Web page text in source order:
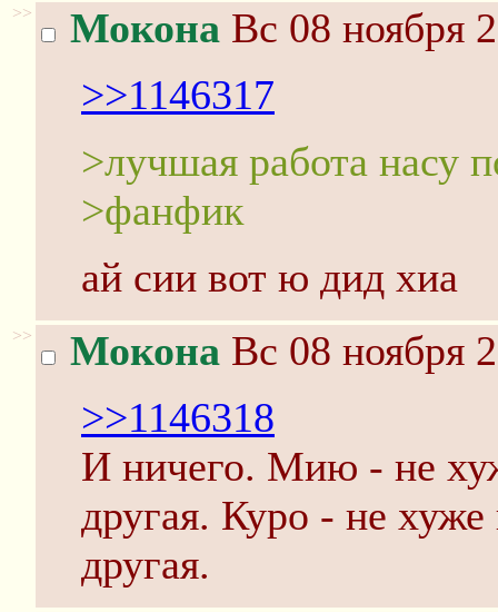
>> Мокона Вс 08 ноября
>>1146317
>лучшая работа насу
>фанфик
ай сии вот ю дид хиа
>> Мокона Вс 08 ноября
>>1146318
И ничего. Мию - не
другая. Куро - не
другая.